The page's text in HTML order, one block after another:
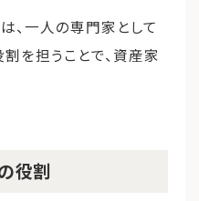
、一人の専門家として
を担うことで、資産家
役割